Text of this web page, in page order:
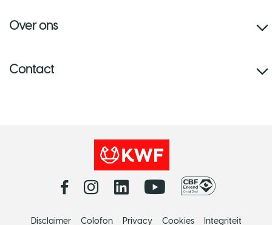
Over ons
Contact
Disclaimer Colofon Privacy Cookies Integriteit